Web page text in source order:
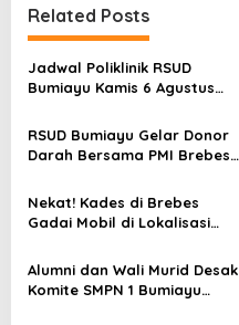
n
a
v
g
t
o
n
Related Posts
Jadwal Poliklinik RSUD
Bumiayu Kamis 6 Agustus
Dokter Sebelum Berkunjung
RSUD Bumiayu Gelar Donor
Darah Bersama PMI Brebes
Indonesia
Nekat! Kades di Brebes
Gadai Mobil di Lokalisasi
Alumni dan Wali Murid Desak
Komite SMPN 1 Bumiayu